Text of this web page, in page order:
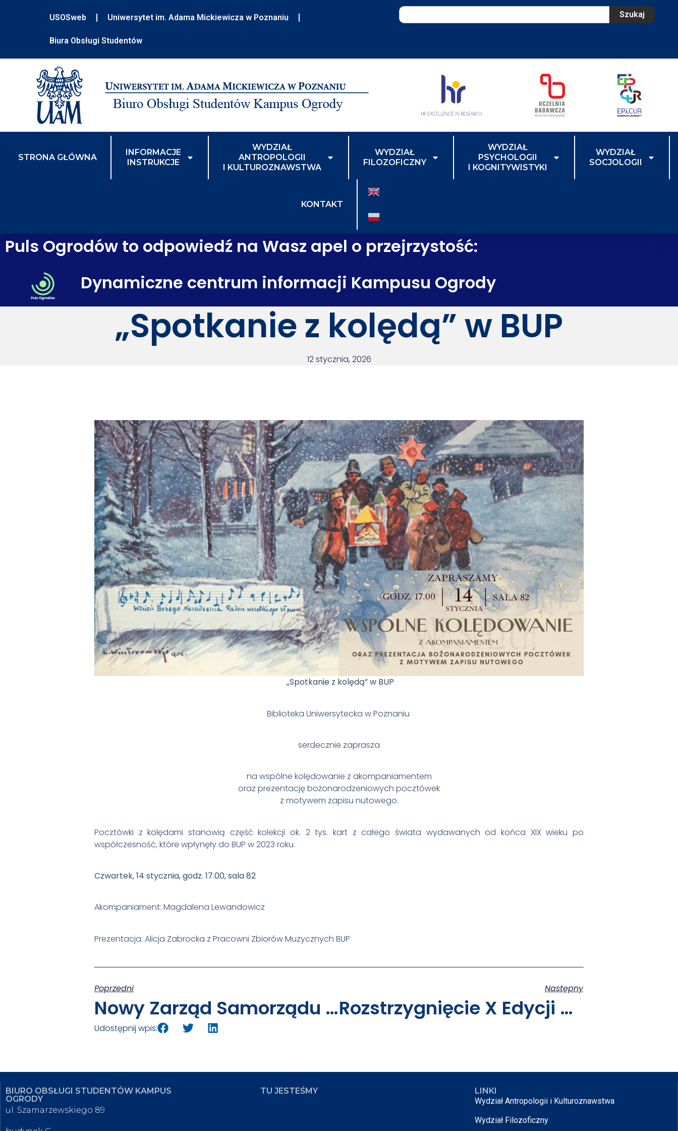
USOSweb Uniwersytet im. Adama Mickiewicza w Poznaniu
Biura Obsługi Studentów
Szukaj
STRONA GŁÓWNA
INFORMACJE
INSTRUKCJE
WYDZIAŁ
ANTROPOLOGII
I KULTUROZNAWSTWA
WYDZIAŁ
FILOZOFICZNY
WYDZIAŁ
PSYCHOLOGII
I KOGNITYWISTYKI
WYDZIAŁ
SOCJOLOGII
KONTAKT
Puls Ogrodów to odpowiedź na Wasz apel o przejrzystość:
Dynamiczne centrum informacji Kampusu Ogrody
„Spotkanie z kolędą” w BUP
12 stycznia, 2026
„Spotkanie z kolędą” w BUP
Biblioteka Uniwersytecka w Poznaniu
serdecznie zaprasza
na wspólne kolędowanie z akompaniamentem
oraz prezentację bożonarodzeniowych pocztówek
z motywem zapisu nutowego.
Pocztówki z kolędami stanowią część kolekcji ok. 2 tys. kart z całego świata wydawanych od końca XIX wieku po
współczesność, które wpłynęły do BUP w 2023 roku.
Czwartek, 14 stycznia, godz. 17.00, sala 82
Akompaniament: Magdalena Lewandowicz
Prezentacja: Alicja Zabrocka z Pracowni Zbiorów Muzycznych BUP
Poprzedni
Nowy Zarząd Samorządu Studentów UAM
Następny
Rozstrzygnięcie X Edycji Konkursu BESTtStudentGRANT
Udostępnij wpis:
BIURO OBSŁUGI STUDENTÓW KAMPUS
OGRODY
ul. Szamarzewskiego 89
TU JESTEŚMY
LINKI
Wydział Antropologii i Kulturoznawstwa
Wydział Filozoficzny